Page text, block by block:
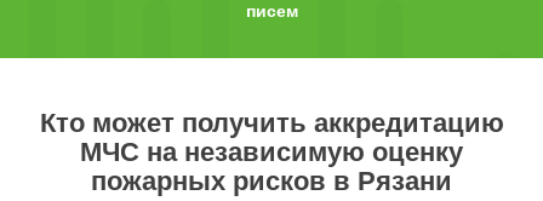
писем
Кто может получить аккредитацию
МЧС на независимую оценку
пожарных рисков в Рязани